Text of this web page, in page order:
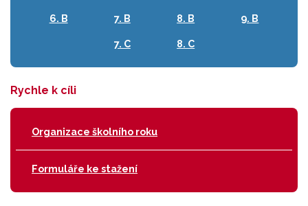
6. B 7. B
7. C
8. B
8. C
9. B
Rychle k cíli
Organizace školního roku
Formuláře ke stažení